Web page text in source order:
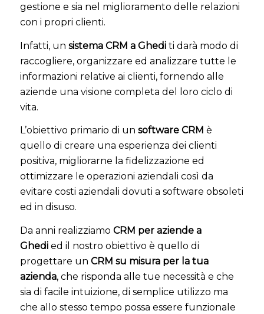
gestione e sia nel miglioramento delle relazioni
con i propri clienti.
Infatti, un sistema CRM a Ghedi ti darà modo di
raccogliere, organizzare ed analizzare tutte le
informazioni relative ai clienti, fornendo alle
aziende una visione completa del loro ciclo di
vita.
L’obiettivo primario di un software CRM è
quello di creare una esperienza dei clienti
positiva, migliorarne la fidelizzazione ed
ottimizzare le operazioni aziendali così da
evitare costi aziendali dovuti a software obsoleti
ed in disuso.
Da anni realizziamo CRM per aziende a
Ghedi ed il nostro obiettivo è quello di
progettare un CRM su misura per la tua
azienda, che risponda alle tue necessità e che
sia di facile intuizione, di semplice utilizzo ma
che allo stesso tempo possa essere funzionale